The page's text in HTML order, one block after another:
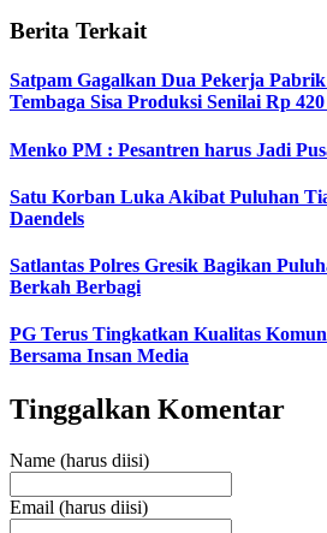
Berita Terkait
Satpam Gagalkan Dua Pekerja
Tembaga Sisa Produksi Senilai Rp
Menko PM : Pesantren harus Jadi
Satu Korban Luka Akibat Puluhan
Daendels
Satlantas Polres Gresik Bagikan
Berkah Berbagi
PG Terus Tingkatkan Kualitas
Bersama Insan Media
Tinggalkan Komentar
Name (harus diisi)
Email (harus diisi)